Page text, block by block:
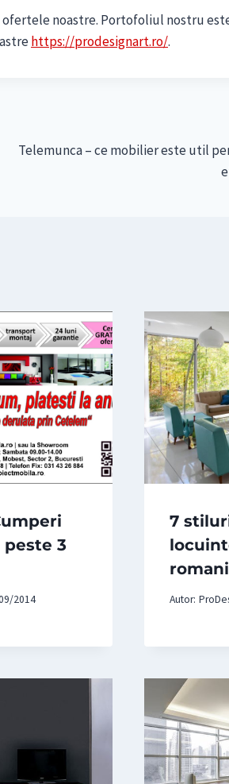
ofertele noastre. Portofoliul nostru
https://prodesignart.ro/.
Telemunca – ce mobilier este util
3
2014
7
romani
Autor: